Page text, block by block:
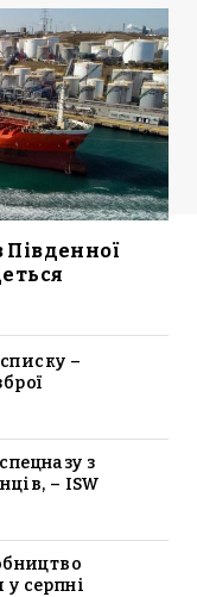
Південної
–
з
– ISW
серпні